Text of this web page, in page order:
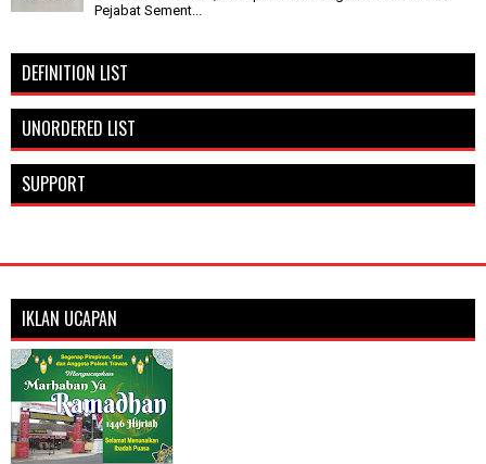
Pejabat Sement...
DEFINITION LIST
UNORDERED LIST
SUPPORT
IKLAN UCAPAN